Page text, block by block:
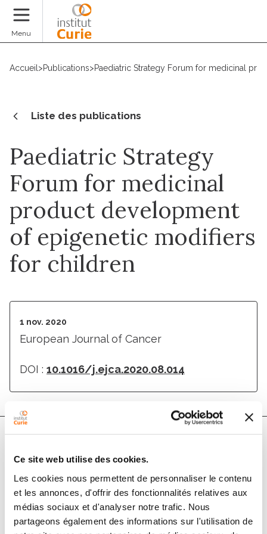
Ce site web utilise des cookies.
Les cookies nous permettent de personnaliser le contenu
et les annonces, d'offrir des fonctionnalités relatives aux
médias sociaux et d'analyser notre trafic. Nous
partageons également des informations sur l'utilisation de
Menu
Accueil >Publications>Paediatric Strategy Forum for medicinal
Liste des publications
Paediatric Strategy
Forum for medicinal
product development
of epigenetic modifiers
for children
1 nov. 2020
European Journal of Cancer
DOI : 10.1016/j.ejca.2020.08.014
Auteurs
Andrew DJ. Pearson, Kimberly Stegmaier, Franck
Bourdeaut, Gregory Reaman, Delphine Heenen,
Michael L. Meyers, Scott A. Armstrong, Patrick Brown,